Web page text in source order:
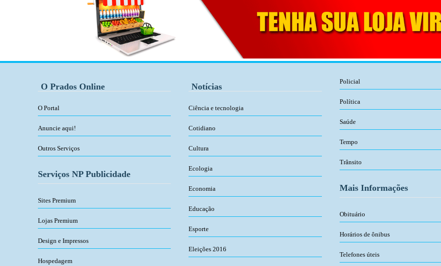
O Prados Online
O Portal
Anuncie aqui!
Outros Serviços
Serviços NP Publicidade
Sites Premium
Lojas Premium
Design e Impressos
Hospedagem
Notícias
Ciência e tecnologia
Cotidiano
Cultura
Ecologia
Economia
Educação
Esporte
Eleições 2016
Policial
Política
Saúde
Tempo
Trânsito
Mais Informações
Obituário
Horários de ônibus
Telefones úteis